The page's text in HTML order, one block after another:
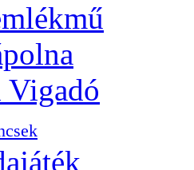
Vigadó